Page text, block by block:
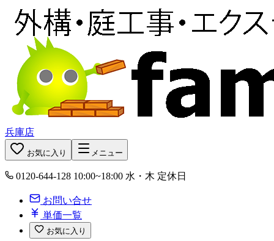
兵庫店
お気に入り メニュー
0120-644-128 10:00~18:00 水・木 定休日
お問い合せ
単価一覧
お気に入り